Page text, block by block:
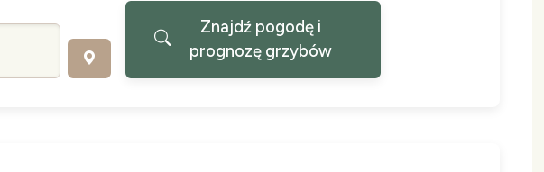
Znajdź pogodę i
prognozę grzybów